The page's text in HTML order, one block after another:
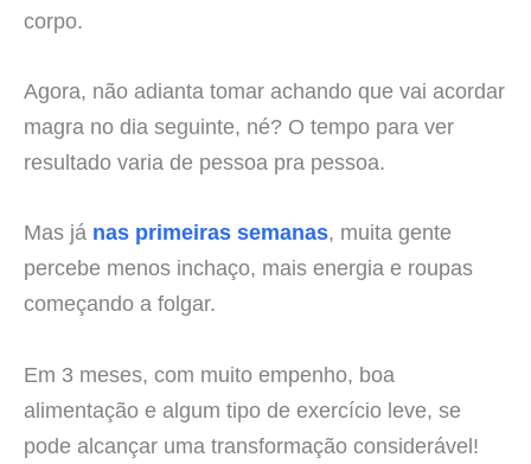
corpo.
Agora, não adianta tomar achando que vai acordar
magra no dia seguinte, né? O tempo para ver
resultado varia de pessoa pra pessoa.
Mas já nas primeiras semanas, muita gente
percebe menos inchaço, mais energia e roupas
começando a folgar.
Em 3 meses, com muito empenho, boa
alimentação e algum tipo de exercício leve, se
pode alcançar uma transformação considerável!